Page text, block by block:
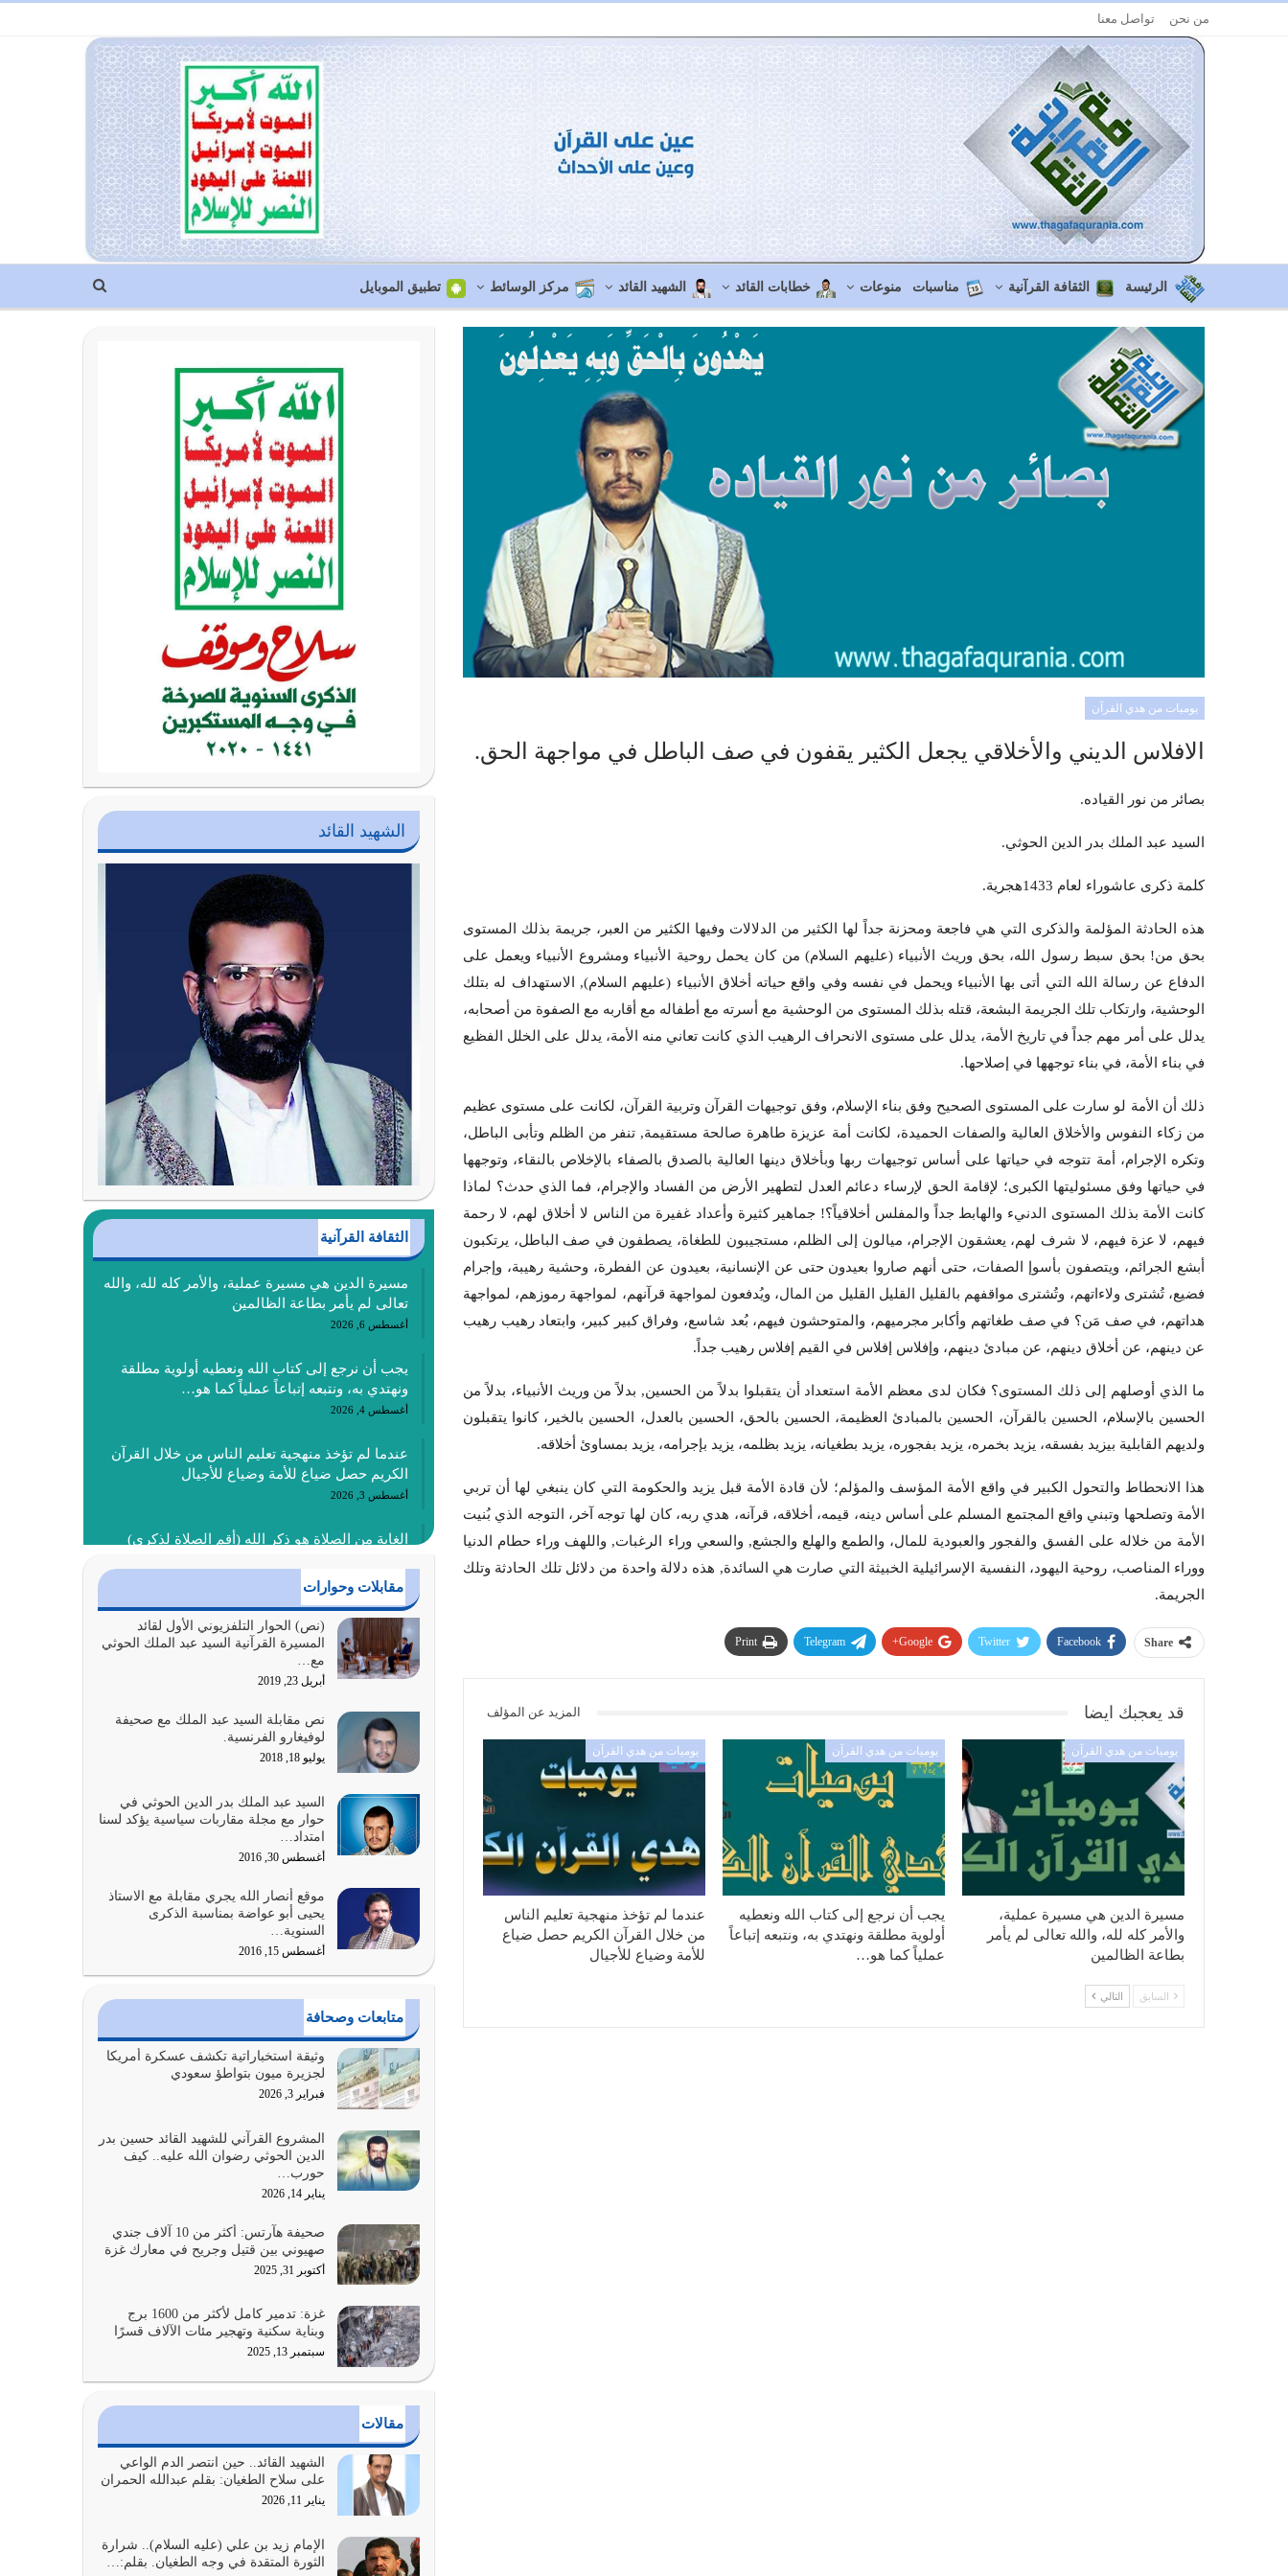
من نحن تواصل معنا
الرئيسة الثقافة القرآنية مناسبات منوعات خطابات القائد الشهيد القائد مركز الوسائط تطبيق الموبايل
يوميات من هدي القرآن
الافلاس الديني والأخلاقي يجعل الكثير يقفون في صف الباطل في مواجهة الحق.
بصائر من نور القياده.
السيد عبد الملك بدر الدين الحوثي.
كلمة ذكرى عاشوراء لعام 1433هجرية.
هذه الحادثة المؤلمة والذكرى التي هي فاجعة ومحزنة جداً لها الكثير من الدلالات وفيها الكثير من العبر، جريمة بذلك المستوى
بحق من! بحق سبط رسول الله، بحق وريث الأنبياء (عليهم السلام) من كان يحمل روحية الأنبياء ومشروع الأنبياء ويعمل على
الدفاع عن رسالة الله التي أتى بها الأنبياء ويحمل في نفسه وفي واقع حياته أخلاق الأنبياء (عليهم السلام), الاستهداف له بتلك
الوحشية، وارتكاب تلك الجريمة البشعة، قتله بذلك المستوى من الوحشية مع أسرته مع أطفاله مع أقاربه مع الصفوة من أصحابه،
يدلل على أمر مهم جداً في تاريخ الأمة، يدلل على مستوى الانحراف الرهيب الذي كانت تعاني منه الأمة، يدلل على الخلل الفظيع
في بناء الأمة، في بناء توجهها في إصلاحها.
ذلك أن الأمة لو سارت على المستوى الصحيح وفق بناء الإسلام، وفق توجيهات القرآن وتربية القرآن، لكانت على مستوى عظيم
من زكاء النفوس والأخلاق العالية والصفات الحميدة، لكانت أمة عزيزة طاهرة صالحة مستقيمة, تنفر من الظلم وتأبى الباطل،
وتكره الإجرام، أمة تتوجه في حياتها على أساس توجيهات ربها وبأخلاق دينها العالية بالصدق بالصفاء بالإخلاص بالنقاء، وتوجهها
في حياتها وفق مسئوليتها الكبرى؛ لإقامة الحق لإرساء دعائم العدل لتطهير الأرض من الفساد والإجرام، فما الذي حدث؟ لماذا
كانت الأمة بذلك المستوى الدنيء والهابط جداً والمفلس أخلاقياً؟! جماهير كثيرة وأعداد غفيرة من الناس لا أخلاق لهم، لا رحمة
فيهم، لا عزة فيهم، لا شرف لهم، يعشقون الإجرام، ميالون إلى الظلم، مستجيبون للطغاة، يصطفون في صف الباطل، يرتكبون
أبشع الجرائم، ويتصفون بأسوإ الصفات، حتى أنهم صاروا بعيدون حتى عن الإنسانية، بعيدون عن الفطرة، وحشية رهيبة، وإجرام
فضيع، تُشترى ولاءاتهم، وتُشترى مواقفهم بالقليل القليل القليل من المال، ويُدفعون لمواجهة قرآنهم، لمواجهة رموزهم، لمواجهة
هداتهم، في صف مَن؟ في صف طغاتهم وأكابر مجرميهم، والمتوحشون فيهم، بُعد شاسع، وفراق كبير كبير، وابتعاد رهيب رهيب
عن دينهم، عن أخلاق دينهم، عن مبادئ دينهم، وإفلاس إفلاس في القيم إفلاس رهيب جداً.
ما الذي أوصلهم إلى ذلك المستوى؟ فكان لدى معظم الأمة استعداد أن يتقبلوا بدلاً من الحسين, بدلاً من وريث الأنبياء، بدلاً من
الحسين بالإسلام، الحسين بالقرآن، الحسين بالمبادئ العظيمة، الحسين بالحق، الحسين بالعدل، الحسين بالخير، كانوا يتقبلون
ولديهم القابلية بيزيد بفسقه، يزيد بخمره، يزيد بفجوره، يزيد بطغيانه، يزيد بظلمه، يزيد بإجرامه، يزيد بمساوئ أخلاقه.
هذا الانحطاط والتحول الكبير في واقع الأمة المؤسف والمؤلم؛ لأن قادة الأمة قبل يزيد والحكومة التي كان ينبغي لها أن تربي
الأمة وتصلحها وتبني واقع المجتمع المسلم على أساس دينه، قيمه، أخلاقه، قرآنه، هدي ربه، كان لها توجه آخر، التوجه الذي بُنيت
الأمة من خلاله على الفسق والفجور والعبودية للمال، والطمع والهلع والجشع, والسعي وراء الرغبات, واللهف وراء حطام الدنيا
ووراء المناصب، روحية اليهود، النفسية الإسرائيلية الخبيثة التي صارت هي السائدة, هذه دلالة واحدة من دلائل تلك الحادثة وتلك
الجريمة.
Share
Facebook
Twitter
Google+
Telegram
Print
قد يعجبك ايضا المزيد عن المؤلف
يوميات من هدي القرآن
مسيرة الدين هي مسيرة عملية،
والأمر كله لله، والله تعالى لم يأمر
بطاعة الظالمين
يوميات من هدي القرآن
يجب أن نرجع إلى كتاب الله ونعطيه
أولوية مطلقة ونهتدي به، ونتبعه إتباعاً
عملياً كما هو…
يوميات من هدي القرآن
عندما لم تؤخذ منهجية تعليم الناس
من خلال القرآن الكريم حصل ضياع
للأمة وضياع للأجيال
السابق التالي
الشهيد القائد
الثقافة القرآنية
مسيرة الدين هي مسيرة عملية، والأمر كله لله، والله
تعالى لم يأمر بطاعة الظالمين
أغسطس 6, 2026
يجب أن نرجع إلى كتاب الله ونعطيه أولوية مطلقة
ونهتدي به، ونتبعه إتباعاً عملياً كما هو…
أغسطس 4, 2026
عندما لم تؤخذ منهجية تعليم الناس من خلال القرآن
الكريم حصل ضياع للأمة وضياع للأجيال
أغسطس 3, 2026
الغاية من الصلاة هو ذكر الله (أقم الصلاة لذكري)
أغسطس 2, 2026
السبب الرئيسي لشقاء الأمة الابتعاد عن كتاب الله
والتعدي لحدود الله بالإضافات للدين
أغسطس 1, 2026
أبرز أسباب الشقاء هو الإعراض عن ذكر الله وعن هدى
الله المتمثل في القرآن الكريم
يوليو 31, 2026
أولياء الشيطان كلما كانوا أكثر ولاءً وطاعة للشيطان
كلما كانوا أكثر ضعفاً
يوليو 30, 2026
والرزق والاستبشار والنجاة والخلود في…
يوليو 29, 2026
هل نحن من الصالحين؟ قيِّم نفسك هنا اترك القرآن
على أصله وأعرض نفسك، وأعرض ما لديك على…
يوليو 27, 2026
عندما يكون عدوك هو عدو الله معناه أن تكون نقاط
الضعف فيه كثيرة وسينصرك الله عليه إذا…
يوليو 26, 2026
أراد الله لهذه الأمة ان تكون خير امة أخرجت للناس
بالنهوض بالأمر بالمعروف والنهي عن…
يوليو 25, 2026
الدين الذي شرعه الله لا يجوز أن يخضع لآرائنا وأهوائنا
واجتهاداتنا لأننا سنختلف ونتفرق
يوليو 24, 2026
يجب أن نعود جميعاً الى القرآن وعندنا أخطاء جميعاً
لنعتصم بحبل الله جميعاً وليس كل…
يوليو 22, 2026
المُلك كله لله تعالى يؤتيه من يشاء وينزعه ممن يشاء
مقابلات وحوارات
(نص) الحوار التلفزيوني الأول لقائد
المسيرة القرآنية السيد عبد الملك الحوثي
مع…
أبريل 23, 2019
نص مقابلة السيد عبد الملك مع صحيفة
لوفيغارو الفرنسية.
يوليو 18, 2018
السيد عبد الملك بدر الدين الحوثي في
حوار مع مجلة مقاربات سياسية يؤكد لسنا
امتداد…
أغسطس 30, 2016
موقع أنصار الله يجري مقابلة مع الاستاذ
يحيى أبو عواضة بمناسبة الذكرى
السنوية…
أغسطس 15, 2016
متابعات وصحافة
وثيقة استخباراتية تكشف عسكرة أمريكا
لجزيرة ميون بتواطؤ سعودي
فبراير 3, 2026
المشروع القرآني للشهيد القائد حسين بدر
الدين الحوثي رضوان الله عليه.. كيف
حورب…
يناير 14, 2026
صحيفة هآرتس: أكثر من 10 آلاف جندي
صهيوني بين قتيل وجريح في معارك غزة
أكتوبر 31, 2025
غزة: تدمير كامل لأكثر من 1600 برج
وبناية سكنية وتهجير مئات الآلاف قسرًا
سبتمبر 13, 2025
مقالات
الشهيد القائد.. حين انتصر الدم الواعي
على سلاح الطغيان: بقلم عبدالله الحمران
يناير 11, 2026
الإمام زيد بن علي (عليه السلام).. شرارة
الثورة المتقدة في وجه الطغيان. بقلم:…